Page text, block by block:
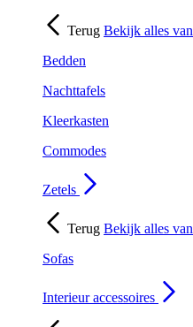
Terug Bekijk alles van
Bedden
Nachttafels
Kleerkasten
Commodes
Zetels
Terug Bekijk alles van
Sofas
Interieur accessoires